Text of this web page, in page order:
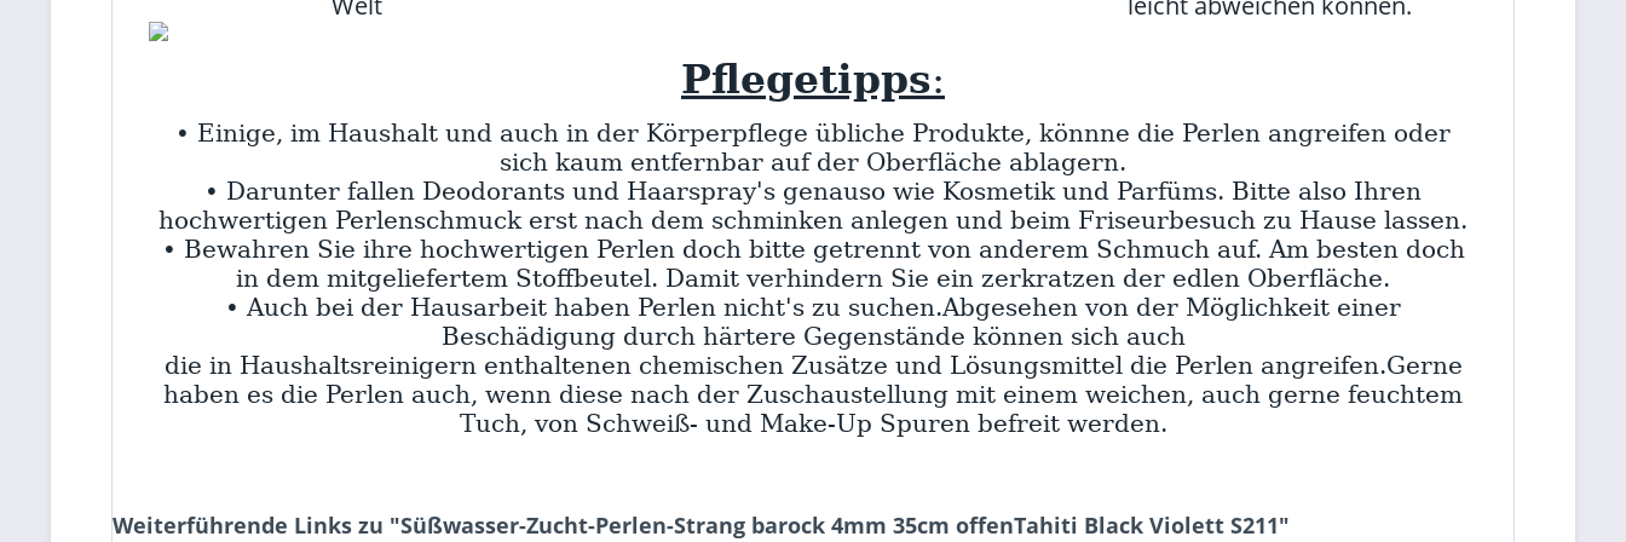
Pflegetipps:
• Einige, im Haushalt und auch in der Körperpflege übliche Produkte, könnne die Perlen angreifen oder
sich kaum entfernbar auf der Oberfläche ablagern.
• Darunter fallen Deodorants und Haarspray's genauso wie Kosmetik und Parfüms. Bitte also Ihren
hochwertigen Perlenschmuck erst nach dem schminken anlegen und beim Friseurbesuch zu Hause lassen.
• Bewahren Sie ihre hochwertigen Perlen doch bitte getrennt von anderem Schmuch auf. Am besten doch
in dem mitgeliefertem Stoffbeutel. Damit verhindern Sie ein zerkratzen der edlen Oberfläche.
• Auch bei der Hausarbeit haben Perlen nicht's zu suchen.Abgesehen von der Möglichkeit einer
Beschädigung durch härtere Gegenstände können sich auch
die in Haushaltsreinigern enthaltenen chemischen Zusätze und Lösungsmittel die Perlen angreifen.Gerne
haben es die Perlen auch, wenn diese nach der Zuschaustellung mit einem weichen, auch gerne feuchtem
Tuch, von Schweiß- und Make-Up Spuren befreit werden.
Weiterführende Links zu "Süßwasser-Zucht-Perlen-Strang barock 4mm 35cm offenTahiti Black Violett S211"